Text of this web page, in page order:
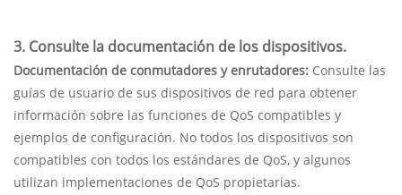
3. Consulte la documentación de los dispositivos.
Documentación de conmutadores y enrutadores: Consulte las
guías de usuario de sus dispositivos de red para obtener
información sobre las funciones de QoS compatibles y
ejemplos de configuración. No todos los dispositivos son
compatibles con todos los estándares de QoS, y algunos
utilizan implementaciones de QoS propietarias.